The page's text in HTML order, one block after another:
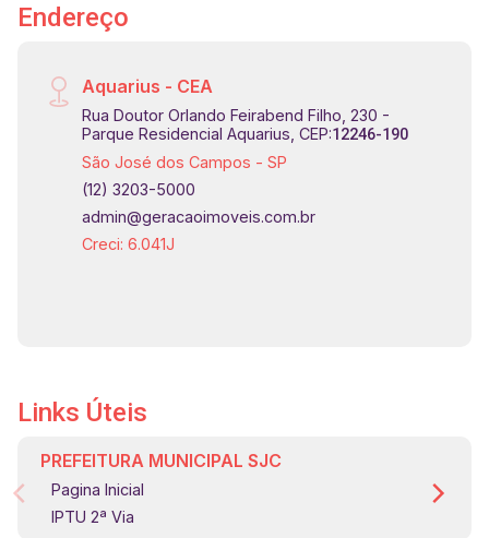
Endereço
Aquarius - CEA
Rua Doutor Orlando Feirabend Filho, 230 -
Parque Residencial Aquarius, CEP:12246-190
São José dos Campos - SP
(12) 3203-5000
admin@geracaoimoveis.com.br
Creci: 6.041J
Links Úteis
PREFEITURA MUNICIPAL SJC
Pagina Inicial
IPTU 2ª Via